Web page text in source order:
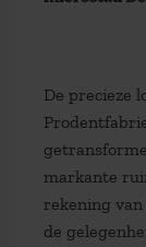
De precieze
markante
rekening van
de